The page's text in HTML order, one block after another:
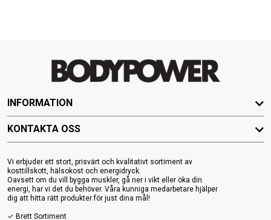
Vi erbjuder ett stort, prisvärt och kvalitativt sortiment av
kosttillskott, hälsokost och energidryck.
Oavsett om du vill bygga muskler, gå ner i vikt eller öka din
energi, har vi det du behöver. Våra kunniga medarbetare hjälper
dig att hitta rätt produkter för just dina mål!
✓ Brett Sortiment
INFORMATION
KONTAKTA OSS